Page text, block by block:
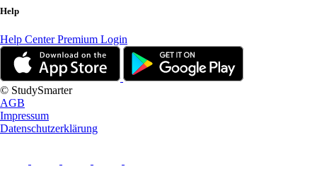
Help
Help CenterPremium Login
© StudySmarter
AGB
Impressum
Datenschutzerklärung